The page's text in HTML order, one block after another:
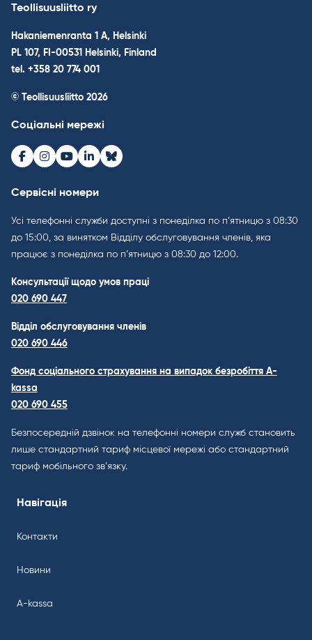
Teollisuusliitto ry
Hakaniemenranta 1 A, Helsinki
PL 107, FI-00531 Helsinki, Finland
tel. +358 20 774 001
© Teollisuusliitto 2026
Соціальні мережі
Facebook
Instagram
Youtube
LinkedInBluesky
Сервісні номери
Усі телефонні служби доступні з понеділка по п’ятницю з 08:30
до 15:00, за винятком Відділу обслуговування членів, яка
працює з понеділка по п’ятницю з 08:30 до 12:00.
Консультації щодо умов праці
020 690 447
Відділ обслуговування членів
020 690 446
Фонд соціального страхування на випадок безробіття A-
kassa
020 690 455
Безпосередній дзвінок на телефонні номери служб становить
лише стандартний тариф місцевої мережі або стандартний
тариф мобільного зв’язку.
Навігація
Контакти
Новини
A-kassa